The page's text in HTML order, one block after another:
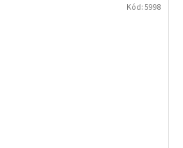
Kód:5998